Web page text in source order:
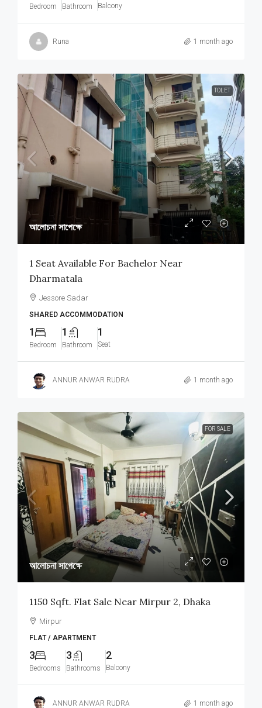
Bedroom Bathroom Balcony
Runa 1 month ago
TOLET
আলোচনা সাপেক্ষে
1 Seat Available For Bachelor Near
Dharmatala
Jessore Sadar
SHARED ACCOMMODATION
1
Bedroom
1
Bathroom
1
Seat
ANNUR ANWAR RUDRA 1 month ago
FOR SALE
আলোচনা সাপেক্ষে
1150 Sqft. Flat Sale Near Mirpur 2, Dhaka
Mirpur
FLAT / APARTMENT
3
Bedrooms
3
Bathrooms
2
Balcony
ANNUR ANWAR RUDRA 1 month ago